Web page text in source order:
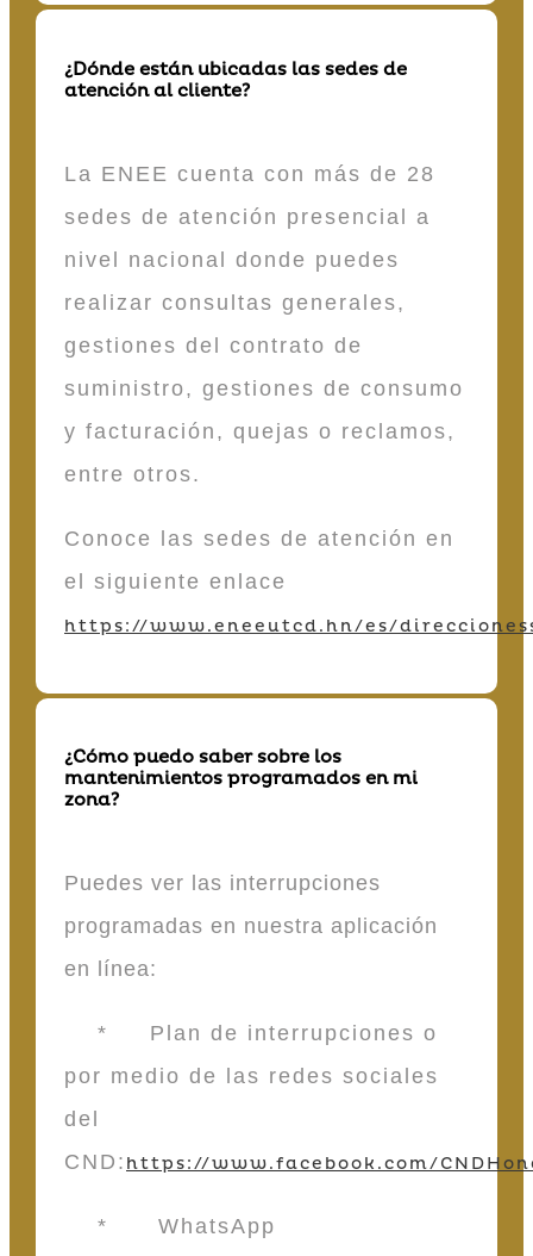
¿Dónde están ubicadas las sedes de
atención al cliente?
La ENEE cuenta con más de 28
sedes de atención presencial a
nivel nacional donde puedes
realizar consultas generales,
gestiones del contrato de
suministro, gestiones de consumo
y facturación, quejas o reclamos,
entre otros.
Conoce las sedes de atención en
el siguiente enlace
https://www.eneeutcd.hn/es/
¿Cómo puedo saber sobre los
mantenimientos programados en mi
zona?
Puedes ver las interrupciones
programadas en nuestra aplicación
en línea:
* Plan de interrupciones o
por medio de las redes sociales
del
CND: https://www.facebook.com/
* WhatsApp